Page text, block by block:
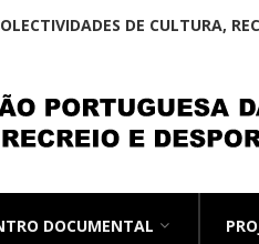
DE CULTURA,
DOCUMENTAL